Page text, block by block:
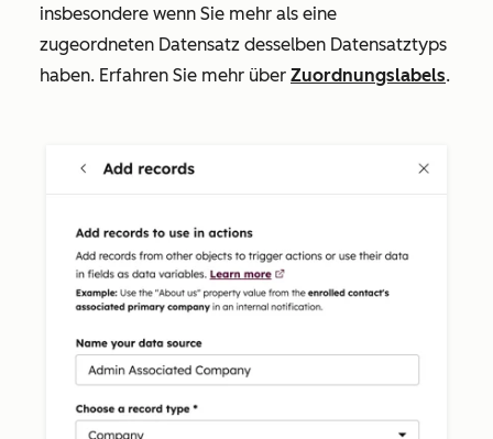
insbesondere wenn Sie mehr als eine
zugeordneten Datensatz desselben Datensatztyps
haben. Erfahren Sie mehr über Zuordnungslabels.